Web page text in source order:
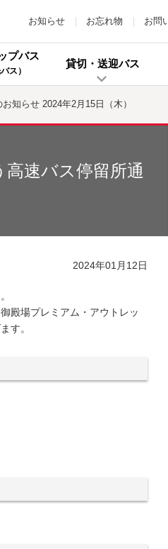
お知らせ お忘れ物 お問
プバス
ス）
貸切・送迎バス
知らせ 2024年2月15日（木）
速バス停留所通
2024年01月12日
殿場プレミアム・アウトレッ
す。